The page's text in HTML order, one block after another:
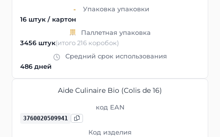
Упаковка упаковки
16 штук / картон
Паллетная упаковка
3456 штук(итого 216 коробок)
Средний срок использования
486 дней
Aide Culinaire Bio (Colis de 16)
код EAN
3760020509941
Код изделия